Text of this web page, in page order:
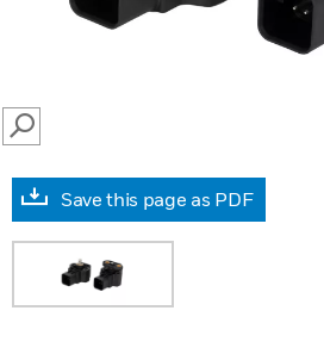
SEARCH
Save this page as PDF